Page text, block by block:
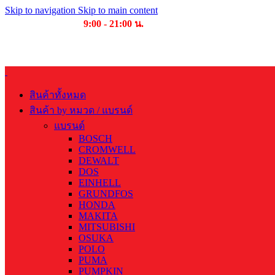
Skip to navigation Skip to main content
9:00 - 21:00 น.
สินค้าทั้งหมด
สินค้า by หมวด / แบรนด์
แบรนด์
BOSCH
CROMWELL
DEWALT
DOS
EINHELL
GRUNDFOS
HONDA
MAKITA
MITSUBISHI
OSUKA
POLO
PUMA
PUMPKIN